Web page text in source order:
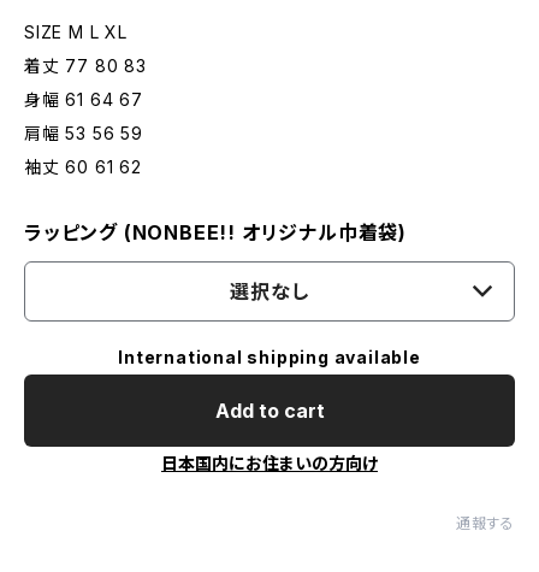
SIZE M L XL
着丈 77 80 83
身幅 61 64 67
肩幅 53 56 59
袖丈 60 61 62
ラッピング (NONBEE!! オリジナル巾着袋)
選択なし
International shipping available
Add to cart
日本国内にお住まいの方向け
通報する